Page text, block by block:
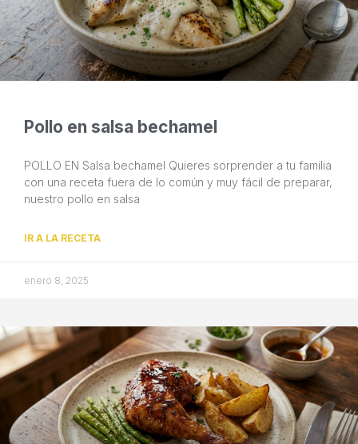
Pollo en salsa bechamel
POLLO EN Salsa bechamel Quieres sorprender a tu familia
con una receta fuera de lo común y muy fácil de preparar,
nuestro pollo en salsa
IR A LA RECETA
enero 8, 2025